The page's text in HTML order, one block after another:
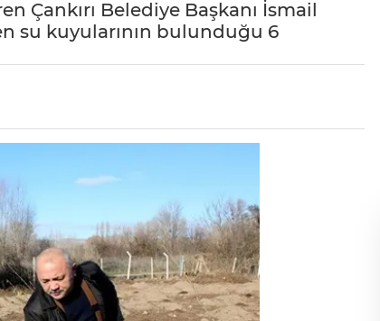
Çankırı Belediye Başkanı İsmail
su kuyularının bulunduğu 6